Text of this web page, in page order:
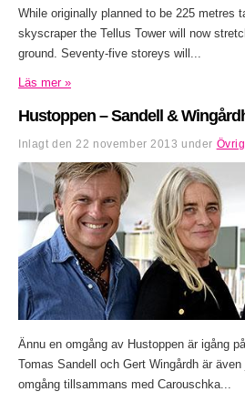
While originally planned to be 225 metres
skyscraper the Tellus Tower will now
ground. Seventy-five storeys will...
Läs mer »
Hustoppen – Sandell &
Inlagt den 22 november 2013 under
Ännu en omgång av Hustoppen är igång
Tomas Sandell och Gert Wingårdh är
omgång tillsammans med Carouschka...